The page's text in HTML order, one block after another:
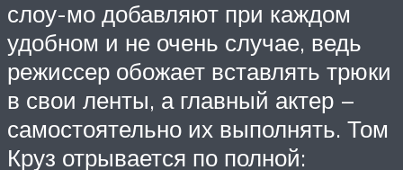
слоу-мо добавляют при каждом
удобном и не очень случае, ведь
режиссер обожает вставлять трюки
в свои ленты, а главный актер –
самостоятельно их выполнять. Том
Круз отрывается по полной: